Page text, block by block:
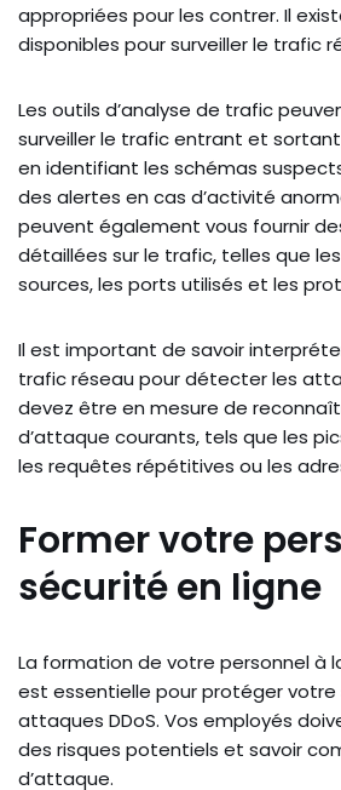
appropriées pour les contrer. Il
disponibles pour surveiller le trafic
Les outils d’analyse de trafic
surveiller le trafic entrant et
en identifiant les schémas
des alertes en cas d’activité
peuvent également vous fournir
détaillées sur le trafic, telles que
sources, les ports utilisés et les
Il est important de savoir
trafic réseau pour détecter les
devez être en mesure de
d’attaque courants, tels que les
les requêtes répétitives ou les
Former votre
sécurité en ligne
La formation de votre personnel à
est essentielle pour protéger
attaques DDoS. Vos employés
des risques potentiels et savoir
d’attaque.